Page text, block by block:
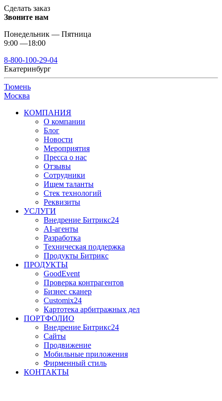
Сделать заказ
Звоните нам
Понедельник — Пятница
9:00 —18:00
8-800-100-29-04
Екатеринбург
Тюмень
Москва
КОМПАНИЯ
О компании
Блог
Новости
Мероприятия
Пресса о нас
Отзывы
Сотрудники
Ищем таланты
Стек технологий
Реквизиты
УСЛУГИ
Внедрение Битрикс24
AI-агенты
Разработка
Техническая поддержка
Продукты Битрикс
ПРОДУКТЫ
GoodEvent
Проверка контрагентов
Бизнес сканер
Customix24
Картотека арбитражных дел
ПОРТФОЛИО
Внедрение Битрикс24
Сайты
Продвижение
Мобильные приложения
Фирменный стиль
КОНТАКТЫ